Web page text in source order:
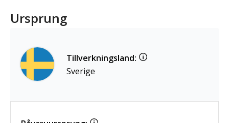
Ursprung
Tillverkningsland:
Sverige